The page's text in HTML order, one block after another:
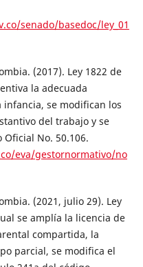
senado/basedoc/ley_01
(2017). Ley 1822 de
la adecuada
se modifican los
del trabajo y se
No. 50.106.
eva/gestornormativo/no
(2021, julio 29). Ley
se amplía la licencia de
compartida, la
parcial, se modifica el